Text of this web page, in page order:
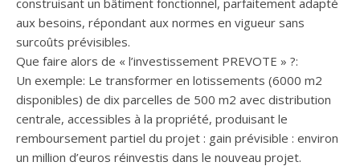
aux besoins, répondant aux normes en vigueur sans
surcoûts prévisibles.
Que faire alors de « l’investissement PREVOTE » ?:
Un exemple: Le transformer en lotissements (6000 m2
disponibles) de dix parcelles de 500 m2 avec distribution
centrale, accessibles à la propriété, produisant le
remboursement partiel du projet : gain prévisible : environ
un million d’euros réinvestis dans le nouveau projet.